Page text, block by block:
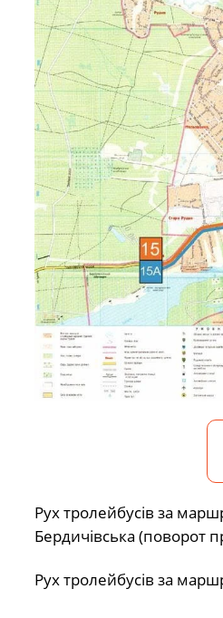
Рух тролейбусів за
Бердичівська (поворот
Рух тролейбусів за